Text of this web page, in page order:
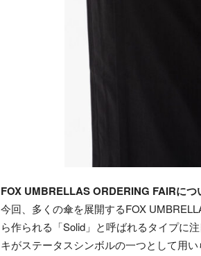
FOX UMBRELLAS ORDERING FAIRにつ
今回、多くの傘を展開するFOX
ら作られる「Solid」と呼ばれるタイプに
キがステータスシンボルの一つとして用